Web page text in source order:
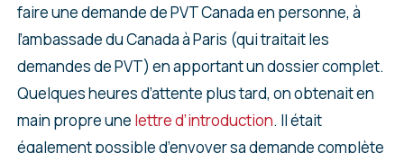
faire une demande de PVT Canada en personne, à
l’ambassade du Canada à Paris (qui traitait les
demandes de PVT) en apportant un dossier complet.
Quelques heures d’attente plus tard, on obtenait en
main propre une lettre d’introduction. Il était
également possible d’envoyer sa demande complète